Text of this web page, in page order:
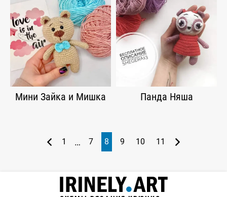
Мини Зайка и Мишка Панда Няша
1 … 7 8 9 10 11